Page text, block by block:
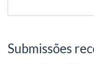
Submissões